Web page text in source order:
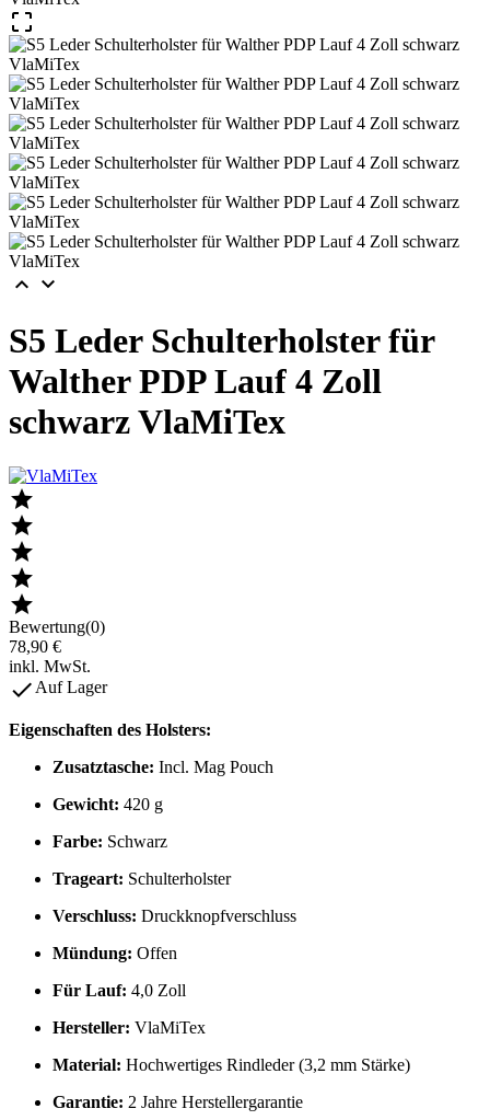

 
S5 Leder Schulterholster für
Walther PDP Lauf 4 Zoll
schwarz VlaMiTex





Bewertung(0)
78,90 €
inkl. MwSt.
 Auf Lager
Eigenschaften des Holsters:
Zusatztasche: Incl. Mag Pouch
Gewicht: 420 g
Farbe: Schwarz
Trageart: Schulterholster
Verschluss: Druckknopfverschluss
Mündung: Offen
Für Lauf: 4,0 Zoll
Hersteller: VlaMiTex
Material: Hochwertiges Rindleder (3,2 mm Stärke)
Garantie: 2 Jahre Herstellergarantie